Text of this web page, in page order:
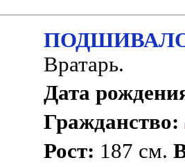
ПОДШИВАЛОВ
Вратарь.
Дата
Гражданство:
Рост: 187 см.